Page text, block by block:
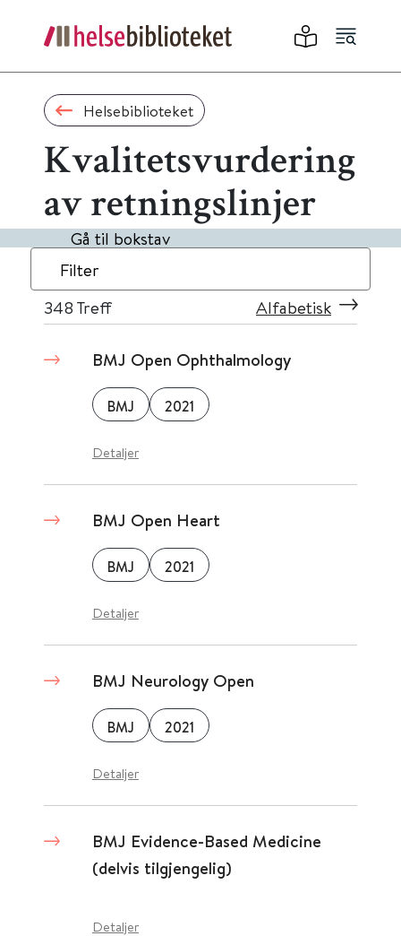
Helsebiblioteket
Kvalitetsvurdering
av retningslinjer
Gå til bokstav
Filter
348 Treff Alfabetisk
BMJ Open Ophthalmology
BMJ 2021
Detaljer
BMJ Open Heart
BMJ 2021
Detaljer
BMJ Neurology Open
BMJ 2021
Detaljer
BMJ Evidence-Based Medicine
(delvis tilgjengelig)
Detaljer